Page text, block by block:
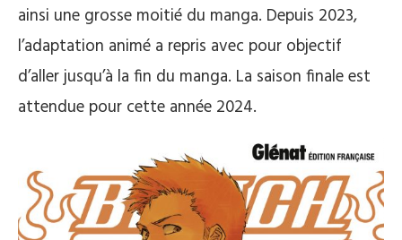
ainsi une grosse moitié du manga. Depuis 2023,
l’adaptation animé a repris avec pour objectif
d’aller jusqu’à la fin du manga. La saison finale est
attendue pour cette année 2024.